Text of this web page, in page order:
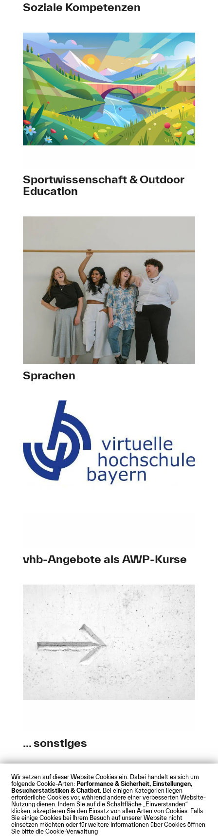
Wir setzen auf dieser Website Cookies ein. Dabei handelt es sich um
folgende Cookie-Arten: Performance & Sicherheit, Einstellungen,
Besucherstatistiken & Chatbot . Bei einigen Kategorien liegen
erforderliche Cookies vor, während andere einer verbesserten Website-
Nutzung dienen. Indem Sie auf die Schaltfläche „Einverstanden“
klicken, akzeptieren Sie den Einsatz von allen Arten von Cookies. Falls
Sie einige Cookies bei Ihrem Besuch auf unserer Website nicht
einsetzen möchten oder für weitere Informationen über Cookies öffnen
Sie bitte die Cookie-Verwaltung
Soziale Kompetenzen
Sportwissenschaft & Outdoor
Education
Sprachen
vhb-Angebote als AWP-Kurse
... sonstiges
Impressum Datenschutz Cookies
Barrierefreiheit
Kontakt Presse Anfahrt Intranet Webmail
© Technische Hochschule Augsburg